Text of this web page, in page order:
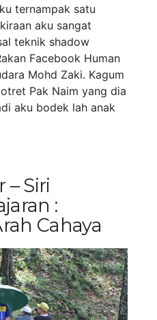
ternampak satu
aku sangat
teknik shadow
Facebook Human
Mohd Zaki. Kagum
Pak Naim yang dia
aku bodek lah anak
– Siri
:
Cahaya